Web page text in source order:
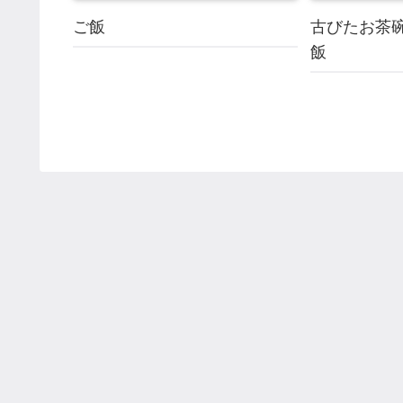
ご飯
古びたお茶
飯